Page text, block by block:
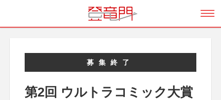
募集終了
第2回 ウルトラコミック大賞